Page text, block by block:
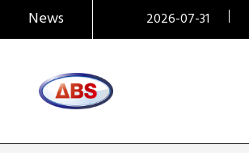
News 2026-07-31